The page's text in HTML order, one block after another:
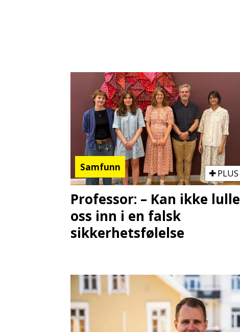
Samfunn
PLUS
Professor: – Kan ikke lulle
oss inn i en falsk
sikkerhetsfølelse